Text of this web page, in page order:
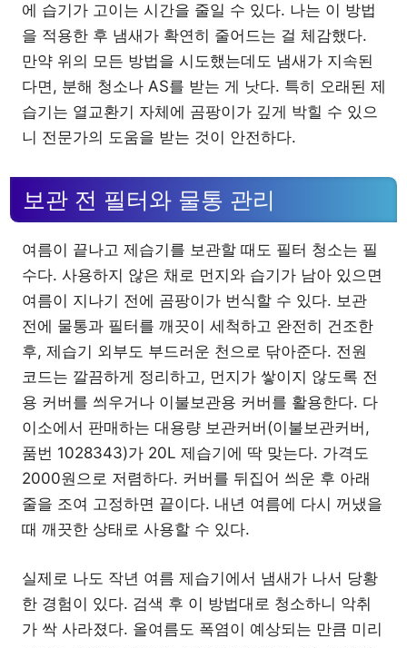
에 습기가 고이는 시간을 줄일 수 있다. 나는 이 방법
을 적용한 후 냄새가 확연히 줄어드는 걸 체감했다.
만약 위의 모든 방법을 시도했는데도 냄새가 지속된
다면, 분해 청소나 AS를 받는 게 낫다. 특히 오래된 제
습기는 열교환기 자체에 곰팡이가 깊게 박힐 수 있으
니 전문가의 도움을 받는 것이 안전하다.
보관 전 필터와 물통 관리
여름이 끝나고 제습기를 보관할 때도 필터 청소는 필
수다. 사용하지 않은 채로 먼지와 습기가 남아 있으면
여름이 지나기 전에 곰팡이가 번식할 수 있다. 보관
전에 물통과 필터를 깨끗이 세척하고 완전히 건조한
후, 제습기 외부도 부드러운 천으로 닦아준다. 전원
코드는 깔끔하게 정리하고, 먼지가 쌓이지 않도록 전
용 커버를 씌우거나 이불보관용 커버를 활용한다. 다
이소에서 판매하는 대용량 보관커버(이불보관커버,
품번 1028343)가 20L 제습기에 딱 맞는다. 가격도
2000원으로 저렴하다. 커버를 뒤집어 씌운 후 아래
줄을 조여 고정하면 끝이다. 내년 여름에 다시 꺼냈을
때 깨끗한 상태로 사용할 수 있다.
실제로 나도 작년 여름 제습기에서 냄새가 나서 당황
한 경험이 있다. 검색 후 이 방법대로 청소하니 악취
가 싹 사라졌다. 올여름도 폭염이 예상되는 만큼 미리